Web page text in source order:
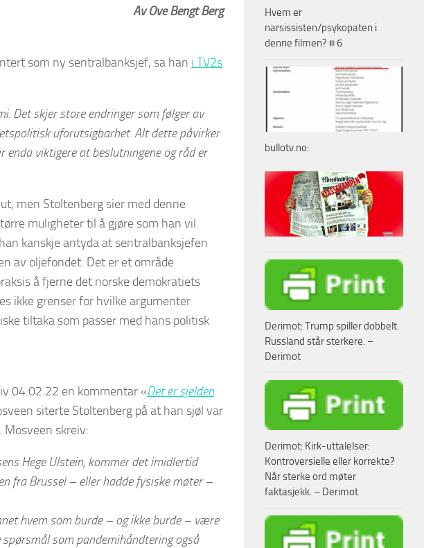
Av Ove Bengt Berg
som ny sentralbanksjef, sa han i TV2s
Det skjer store endringer som følger av
uforutsigbarhet. Alt dette påvirker
viktigere at beslutningene og råd er
men Stoltenberg sier med denne
muligheter til å gjøre som han vil.
kanskje antyda at sentralbanksjefen
av oljefondet. Det er et område
å fjerne det norske demokratiets
ikke grenser for hvilke argumenter
tiltaka som passer med hans politisk
04.02.22 en kommentar «Det er sjelden
siterte Stoltenberg på at han sjøl var
Mosveen skreiv:
Hege Ulstein, kommer det imidlertid
fra Brussel – eller hadde fysiske møter –
hvem som burde – og ikke burde – være
som pandemihåndtering også
Hvem er
narsissisten/psykopaten i
denne filmen? # 6
bullotv.no:
Derimot: Trump spiller dobbelt.
Russland står sterkere. –
Derimot
Derimot: Kirk-uttalelser:
Kontroversielle eller korrekte?
Når sterke ord møter
faktasjekk. – Derimot